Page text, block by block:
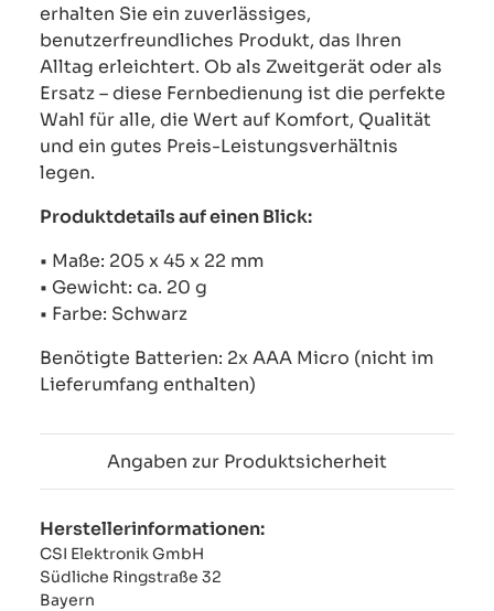
erhalten Sie ein zuverlässiges,
benutzerfreundliches Produkt, das Ihren
Alltag erleichtert. Ob als Zweitgerät oder als
Ersatz – diese Fernbedienung ist die perfekte
Wahl für alle, die Wert auf Komfort, Qualität
und ein gutes Preis-Leistungsverhältnis
legen.
Produktdetails auf einen Blick:
• Maße: 205 x 45 x 22 mm
• Gewicht: ca. 20 g
• Farbe: Schwarz
Benötigte Batterien: 2x AAA Micro (nicht im
Lieferumfang enthalten)
Angaben zur Produktsicherheit
Herstellerinformationen:
CSI Elektronik GmbH
Südliche Ringstraße 32
Bayern